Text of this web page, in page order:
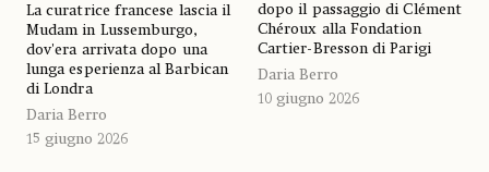
La curatrice francese lascia il
Mudam in Lussemburgo,
dov'era arrivata dopo una
lunga esperienza al Barbican
di Londra
Daria Berro
15 giugno 2026
dopo il passaggio di Clément
Chéroux alla Fondation
Cartier-Bresson di Parigi
Daria Berro
10 giugno 2026